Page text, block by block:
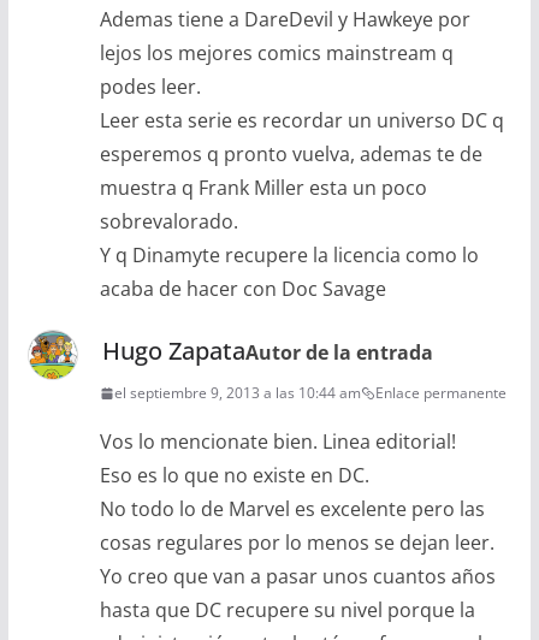
Ademas tiene a DareDevil y Hawkeye por
lejos los mejores comics mainstream q
podes leer.
Leer esta serie es recordar un universo DC q
esperemos q pronto vuelva, ademas te de
muestra q Frank Miller esta un poco
sobrevalorado.
Y q Dinamyte recupere la licencia como lo
acaba de hacer con Doc Savage
Hugo ZapataAutor de la entrada
el septiembre 9, 2013 a las 10:44 am Enlace permanente
Vos lo mencionate bien. Linea editorial!
Eso es lo que no existe en DC.
No todo lo de Marvel es excelente pero las
cosas regulares por lo menos se dejan leer.
Yo creo que van a pasar unos cuantos años
hasta que DC recupere su nivel porque la